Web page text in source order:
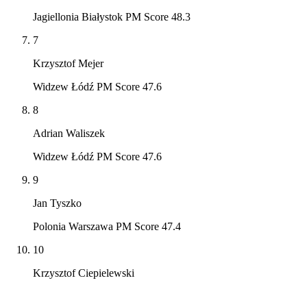
Jagiellonia Białystok PM Score 48.3
7
Krzysztof Mejer
Widzew Łódź PM Score 47.6
8
Adrian Waliszek
Widzew Łódź PM Score 47.6
9
Jan Tyszko
Polonia Warszawa PM Score 47.4
10
Krzysztof Ciepielewski